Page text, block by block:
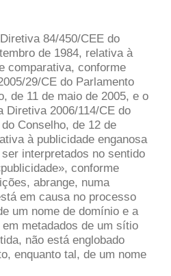
84/450/CEE do
de 1984, relativa à
comparativa, conforme
29/CE do Parlamento
de 11 de maio de 2005, e o
Diretiva 2006/114/CE do
Conselho, de 12 de
à publicidade enganosa
interpretados no sentido
conforme
abrange, numa
em causa no processo
um nome de domínio e a
metadados de um sítio
não está englobado
enquanto tal, de um nome